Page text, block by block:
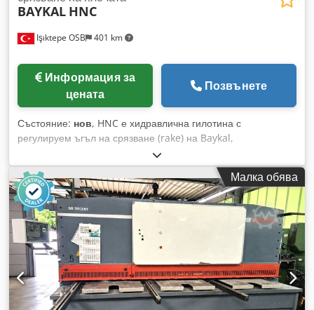
Işıktepe OSB 401 km
BAYKAL HNC
Информация за
цената
Позвънете
Състояние: нов, HNC е хидравлична гилотина с
регулируем ъгъл на срязване (rake) на Baykal,
предназначена за прецизно рязане на листов материал с
подобрен контрол върху ъгъла на срязване и разстоянието
между ножовете. Идеална е за средно до тежко
натоварване при обработка на ламарина, като предлага
висока производителност, чисти разрези и гъвкавост при
работа с различни материали и дебелини.
Chodpfxewnalpo Ahasa
Малка обява